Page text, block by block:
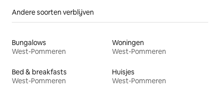
Andere soorten verblijven
Bungalows
West-Pommeren
Woningen
West-Pommeren
Bed & breakfasts
West-Pommeren
Huisjes
West-Pommeren